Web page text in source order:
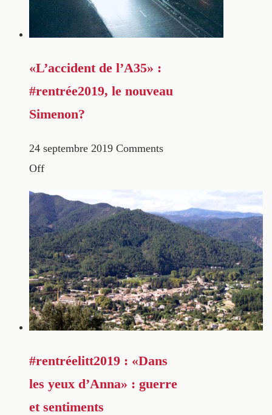
«L’accident de l’A35» :
#rentrée2019, le nouveau
Simenon?
24 septembre 2019 Comments
Off
#rentréelitt2019 : «Dans
les yeux d’Anna» : guerre
et sentiments